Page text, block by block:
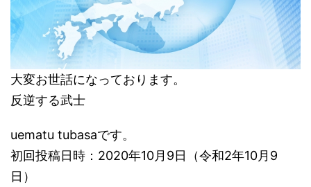
大変お世話になっております。
反逆する武士
uematu tubasaです。
初回投稿日時：2020年10月9日（令和2年10月9
日）